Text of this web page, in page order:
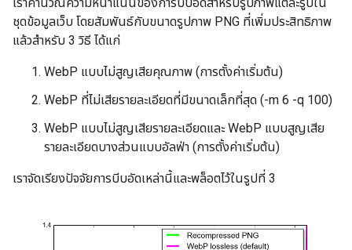
ชุดข้อมูลเว็บ โดยสัมพันธ์กับขนาดรูปภาพ PNG ที่เพิ่มประสิทธิภาพ
แล้วสำหรับ 3 วิธี ได้แก่
WebP แบบไม่สูญเสียคุณภาพ (การตั้งค่าเริ่มต้น)
WebP ที่ไม่เสียรายละเอียดที่มีขนาดเล็กที่สุด (-m 6 -q 100)
WebP แบบไม่สูญเสียรายละเอียดและ WebP แบบสูญเสีย
รายละเอียดบางส่วนแบบอัลฟ่า (การตั้งค่าเริ่มต้น)
เราจัดเรียงปัจจัยการบีบอัดเหล่านี้และพล็อตไว้ในรูปที่ 3